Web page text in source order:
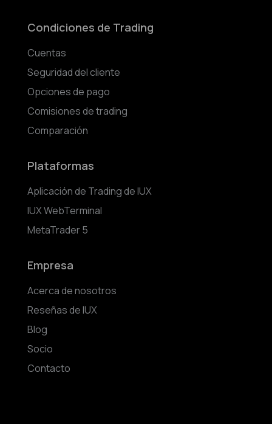
Condiciones de Trading
Cuentas
Seguridad del cliente
Opciones de pago
Comisiones de trading
Comparación
Plataformas
Aplicación de Trading de IUX
IUX WebTerminal
MetaTrader 5
Empresa
Acerca de nosotros
Reseñas de IUX
Blog
Socio
Contacto